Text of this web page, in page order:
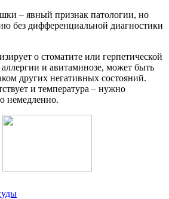
– явный признак патологии, но
без дифференциальной диагностики
о стоматите или герпетической
и авитаминозе, может быть
других негативных состояний.
и температура – нужно
немедленно.